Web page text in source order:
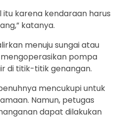
itu karena kendaraan harus
katanya.
menuju sungai atau
pompa
di titik-titik genangan.
mencukupi untuk
Namun, petugas
dapat dilakukan